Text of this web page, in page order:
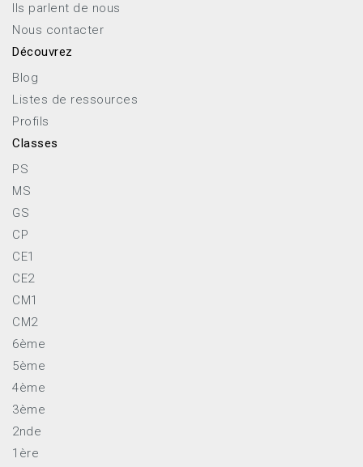
Ils parlent de nous
Nous contacter
Découvrez
Blog
Listes de ressources
Profils
Classes
PS
MS
GS
CP
CE1
CE2
CM1
CM2
6ème
5ème
4ème
3ème
2nde
1ère